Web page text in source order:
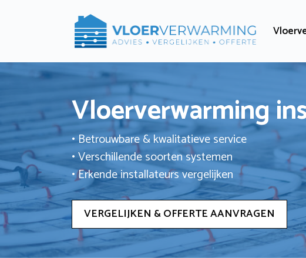
Vloerverwarming
• Betrouwbare & kwalitatieve service
• Verschillende soorten systemen
• Erkende installateurs vergelijken
VERGELIJKEN & OFFERTE AANVRAGEN